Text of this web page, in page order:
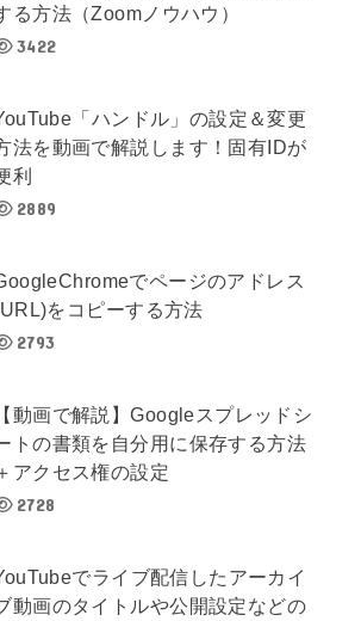
る方法（Zoomノウハウ）
3422
「ハンドル」の設定＆変更
法を動画で解説します！固有IDが
利
2889
でページのアドレス
をコピーする方法
2793
【動画で解説】Googleスプレッドシ
トの書類を自分用に保存する方法
アクセス権の設定
2728
でライブ配信したアーカイ
動画のタイトルや公開設定などの